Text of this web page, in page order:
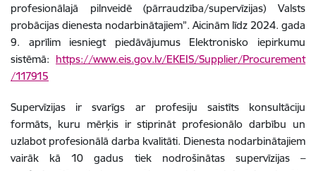
profesionālajā pilnveidē (pārraudzība/supervīzijas) Valsts
probācijas dienesta nodarbinātajiem”. Aicinām līdz 2024. gada
9. aprīlim iesniegt piedāvājumus Elektronisko iepirkumu
sistēmā: https://www.eis.gov.lv/EKEIS/Supplier/Procurement
/117915
Supervīzijas ir svarīgs ar profesiju saistīts konsultāciju
formāts, kuru mērķis ir stiprināt profesionālo darbību un
uzlabot profesionālā darba kvalitāti. Dienesta nodarbinātajiem
vairāk kā 10 gadus tiek nodrošinātas supervīzijas –